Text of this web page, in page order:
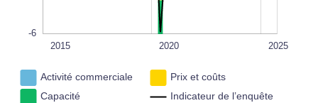
-6
L 2020
2018
2016
2014
2030 2025
2015
Activité commerciale
Prix et coûts
Capacité
Indicateur de l’enquête